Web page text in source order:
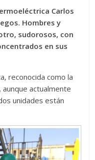
Carlos
Hombres y
sudorosos, con
en sus
reconocida como la
actualmente
unidades están